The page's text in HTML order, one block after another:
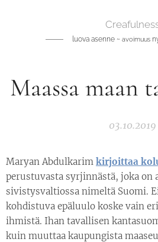
luova asenne ~ avoimuus
Maassa maan
03.10.2019
Maryan Abdulkarim kirjoittaa
perustuvasta syrjinnästä, joka on
sivistysvaltiossa nimeltä Suomi.
kohdistuva epäluulo koske vain
ihmistä. Ihan tavallisen
kuin muuttaa kaupungista